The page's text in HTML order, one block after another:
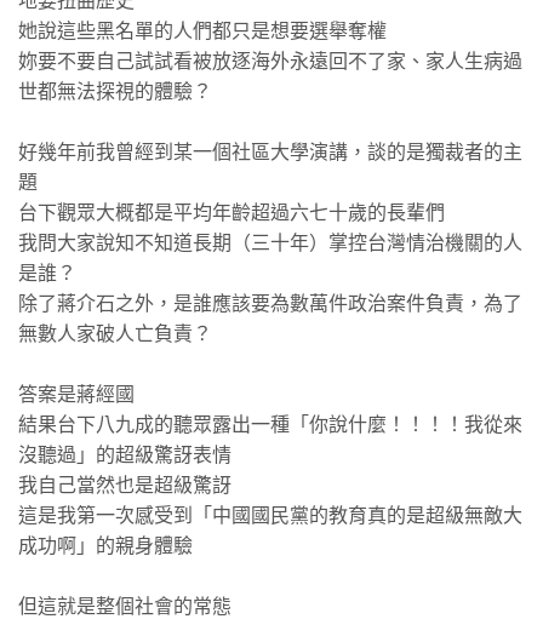
她說這些黑名單的人們都只是想要選舉奪權
妳要不要自己試試看被放逐海外永遠回不了家、家人生病過
世都無法探視的體驗？
好幾年前我曾經到某一個社區大學演講，談的是獨裁者的主
題
台下觀眾大概都是平均年齡超過六七十歲的長輩們
我問大家說知不知道長期（三十年）掌控台灣情治機關的人
是誰？
除了蔣介石之外，是誰應該要為數萬件政治案件負責，為了
無數人家破人亡負責？
答案是蔣經國
結果台下八九成的聽眾露出一種「你說什麼！！！！我從來
沒聽過」的超級驚訝表情
我自己當然也是超級驚訝
這是我第一次感受到「中國國民黨的教育真的是超級無敵大
成功啊」的親身體驗
但這就是整個社會的常態